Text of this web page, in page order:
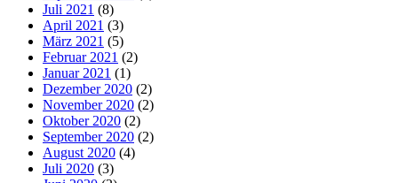
Juli 2021 (8)
April 2021 (3)
März 2021 (5)
Februar 2021 (2)
Januar 2021 (1)
Dezember 2020 (2)
November 2020 (2)
Oktober 2020 (2)
September 2020 (2)
August 2020 (4)
Juli 2020 (3)